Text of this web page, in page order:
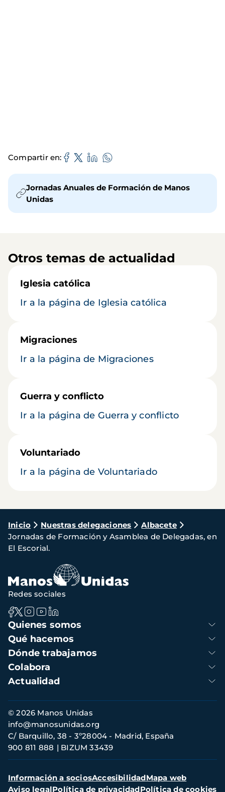
Compartir en
Jornadas Anuales de Formación de Manos
Unidas
Otros temas de actualidad
Iglesia católica
Ir a la página de Iglesia católica
Migraciones
Ir a la página de Migraciones
Guerra y conflicto
Ir a la página de Guerra y conflicto
Voluntariado
Ir a la página de Voluntariado
Ruta
de
navegación
Inicio Nuestras delegaciones
Albacete
Jornadas de Formación y Asamblea de Delegadas, en
El Escorial.
Navegación
principal
Quienes somos
Qué hacemos
Dónde trabajamos
Colabora
Actualidad
Redes sociales
Información
de
contacto
© 2026 Manos Unidas
C/ Barquillo, 38 - 3º28004 - Madrid, España
900 811 888
BIZUM 33439
info@manosunidas.org
Menú
secundario
Información a sociosAccesibilidadMapa web
Aviso legalPolítica de privacidadPolítica de cookies